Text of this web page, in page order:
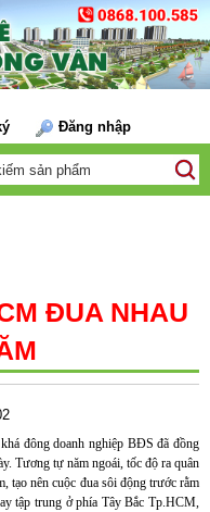
Đăng nhập
ĐUA NHAU
đông doanh nghiệp BĐS đã đồng
Tương tự năm ngoái, tốc độ ra quân
tạo nên cuộc đua sôi động trước rằm
tập trung ở phía Tây Bắc Tp.HCM,